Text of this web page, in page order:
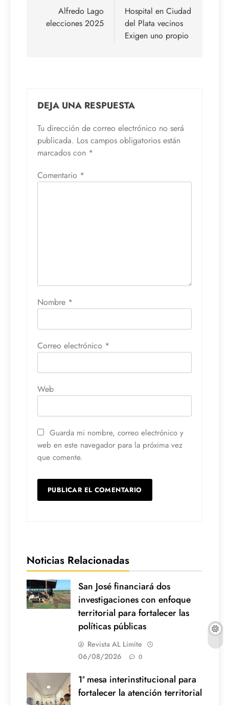
entradas
Alfredo Lago
elecciones 2025
Hospital en Ciudad
del Plata vecinos
Exigen uno propio
DEJA UNA RESPUESTA
Tu dirección de correo electrónico no será
publicada. Los campos obligatorios están
marcados con *
Comentario *
Nombre *
Correo electrónico *
Web
Guarda mi nombre, correo electrónico y
web en este navegador para la próxima vez
que comente.
Noticias Relacionadas
San José financiará dos
investigaciones con enfoque
territorial para fortalecer las
políticas públicas
Revista AL Limite
06/08/2026
0
1ª mesa interinstitucional para
fortalecer la atención territorial